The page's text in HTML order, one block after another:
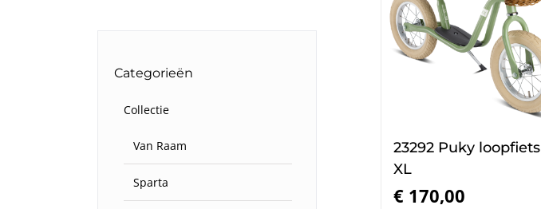
23292 Puky loopfiets
XL
€ 170,00
Categorieën
Collectie
Van Raam
Sparta